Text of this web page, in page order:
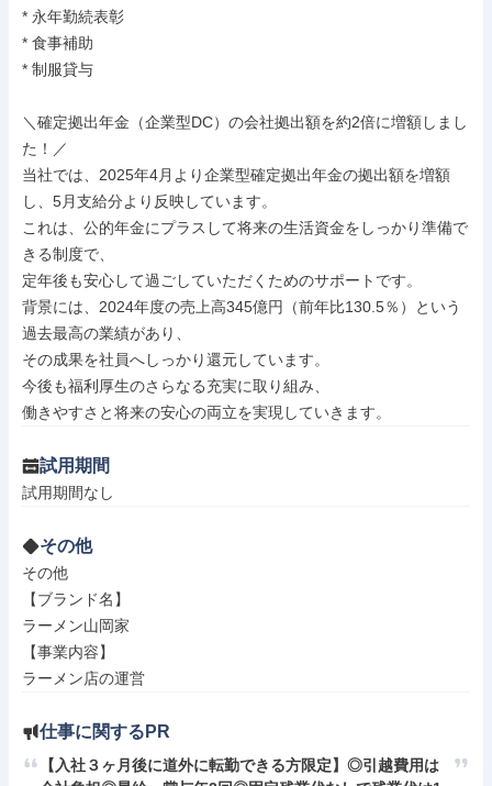
* 永年勤続表彰
* 食事補助
* 制服貸与
＼確定拠出年金（企業型DC）の会社拠出額を約2倍に増額しまし
た！／
当社では、2025年4月より企業型確定拠出年金の拠出額を増額
し、5月支給分より反映しています。
これは、公的年金にプラスして将来の生活資金をしっかり準備で
きる制度で、
定年後も安心して過ごしていただくためのサポートです。
背景には、2024年度の売上高345億円（前年比130.5％）という
過去最高の業績があり、
その成果を社員へしっかり還元しています。
今後も福利厚生のさらなる充実に取り組み、
働きやすさと将来の安心の両立を実現していきます。
試用期間
試用期間なし
その他
その他
【ブランド名】
ラーメン山岡家
【事業内容】
ラーメン店の運営
仕事に関するPR
【入社３ヶ月後に道外に転勤できる方限定】◎引越費用は